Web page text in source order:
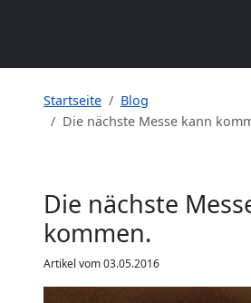
Startseite
Blog
Die nächste Messe kann
Die nächste
kommen.
Artikel vom 03.05.2016